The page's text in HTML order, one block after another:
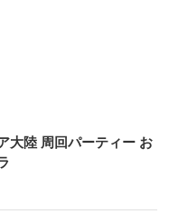
大陸 周回パーティー お